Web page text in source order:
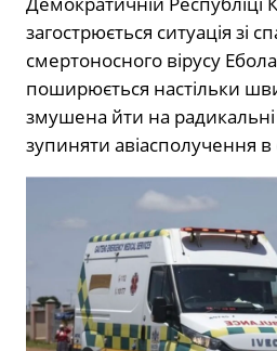
загострюється ситуація зі
смертоносного вірусу
поширюється настільки
змушена йти на
зупиняти авіасполучення